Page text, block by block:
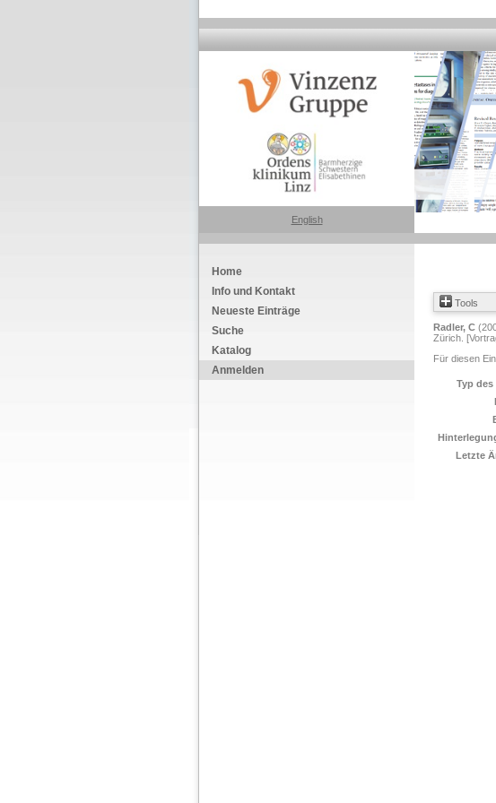
English
Home
Info und Kontakt
Neueste Einträge
Suche
Katalog
Anmelden
Tools
Radler, C
Zürich.
Für diesen
Typ
Letzte